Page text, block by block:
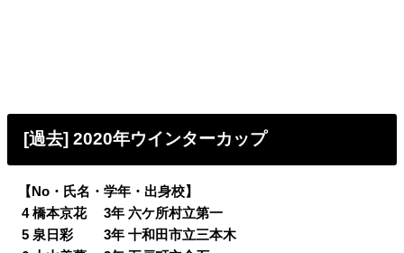
[過去] 2020年ウインターカップ
【No・氏名・学年・出身校】
04 橋本京花 3年 六ケ所村立第一
05 泉日彩 3年 十和田市立三本木